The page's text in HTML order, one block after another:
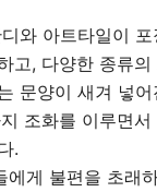
와 아트타일이
고, 다양한 종류
문양이 새겨 넣
조화를 이루면
.
에게 불편을 초래